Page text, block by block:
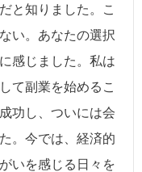
と知りました。こ
い。あなたの選択
感じました。私は
て副業を始めるこ
功し、ついには会
。今では、経済的
いを感じる日々を